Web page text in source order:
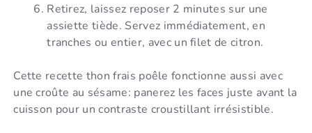
Retirez, laissez reposer 2 minutes sur une
assiette tiède. Servez immédiatement, en
tranches ou entier, avec un filet de citron.
Cette recette thon frais poêle fonctionne aussi avec
une croûte au sésame: panerez les faces juste avant la
cuisson pour un contraste croustillant irrésistible.